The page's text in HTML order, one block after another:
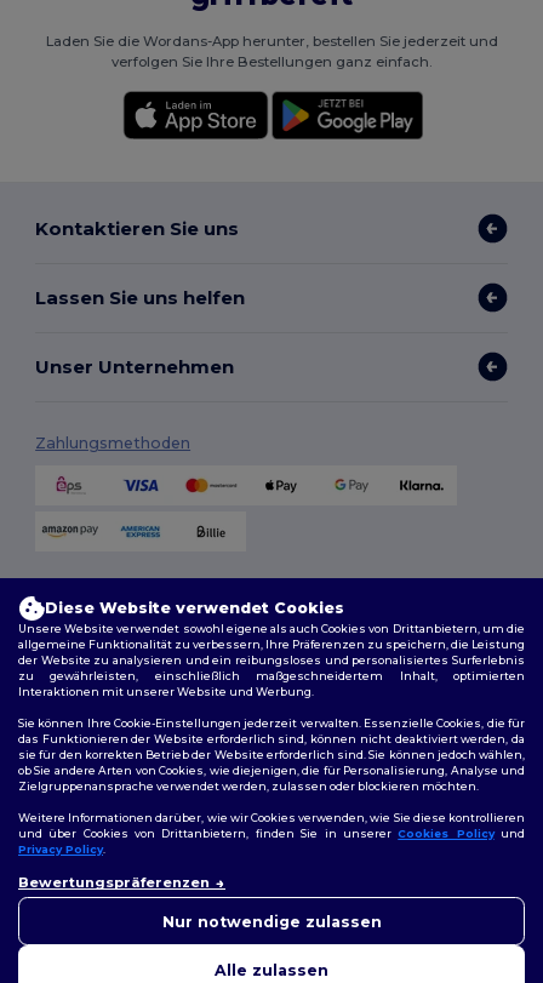
Laden Sie die Wordans-App herunter, bestellen Sie jederzeit und
verfolgen Sie Ihre Bestellungen ganz einfach.
Kontaktieren Sie uns
Lassen Sie uns helfen
Unser Unternehmen
Zahlungsmethoden
Allgemeine Geschäftsbedingungen
Datenschutzbestimmungen|Cookie-Richtlinie|Site Map
Folge uns
Diese Website verwendet Cookies
Unsere Website verwendet sowohl eigene als auch Cookies von Drittanbietern, um die
allgemeine Funktionalität zu verbessern, Ihre Präferenzen zu speichern, die Leistung
der Website zu analysieren und ein reibungsloses und personalisiertes Surferlebnis
zu gewährleisten, einschließlich maßgeschneidertem Inhalt, optimierten
Interaktionen mit unserer Website und Werbung.
Sie können Ihre Cookie-Einstellungen jederzeit verwalten. Essenzielle Cookies, die für
das Funktionieren der Website erforderlich sind, können nicht deaktiviert werden, da
sie für den korrekten Betrieb der Website erforderlich sind. Sie können jedoch wählen,
ob Sie andere Arten von Cookies, wie diejenigen, die für Personalisierung, Analyse und
Zielgruppenansprache verwendet werden, zulassen oder blockieren möchten.
Weitere Informationen darüber, wie wir Cookies verwenden, wie Sie diese kontrollieren
und über Cookies von Drittanbietern, finden Sie in unsererCookies Policyund
Privacy Policy.
Bewertungspräferenzen
Nur notwendige zulassen
Alle zulassen
uns jederzeit kontaktieren.
Ihnen zu helfen.